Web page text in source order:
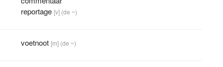
reportage [v] (de ~)
voetnoot [m] (de ~)